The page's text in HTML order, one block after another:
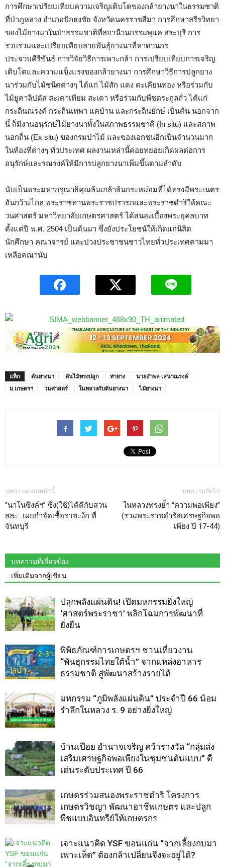
การศึกษาเปรียบเทียบความเจริญเติบโตของกล้ายางนาในธรรมชาติ
ที่ป่าภูหลวง อำเภอปักธงชัย จังหวัดนครราชสีมา การศึกษาสรีรวิทยา
ของไม้ยางนาในป่าธรรมชาติที่สถานีวนกรรมพุแค สระบุรี การ
รวบรวมและเปรียบเทียบสายพันธุ์ยางนาที่หาดวนกร
ประจวบคีรีขันธ์ การวิจัยวิธีการเพาะกล้า การเปรียบเทียบการเจริญ
เติบโตและความแข็งแรงของกล้ายางนา การศึกษาวิธีการปลูกยาง
นาร่วมกับไม้ชนิดต่างๆ ได้แก่ ไม้สัก แดง ตะเคียนทอง หรือร่วมกับ
ไม้ยูคาลิปตัส สะเดาเทียม สะเดา หรือร่วมกับพืชตระกูลถั่ว ได้แก่
กระถินณรงค์ กระถินเทพา แคบ้าน และกระถินยักษ์ เป็นต้น นอกจาก
นี้ ก็มีงานอนุรักษ์ไม้ยางนาทั้งในสภาพธรรมชาติ (In situ) และสภาพ
นอกถิ่น (Ex situ) ของกรมป่าไม้ และของเอกชนอีกเป็นจำนวนมาก
ในท้องที่ต่างๆ ทั่วประเทศ ผลงานเหล่านี้ค่อยทยอยเกิดผลต่อการ
อนุรักษ์และรณรงค์ให้มีการปลูกยางนาเพิ่มขึ้นตามลำดับ
นับเป็นพระมหากรุณาธิคุณล้นเกล้าล้นกระหม่อมที่ได้ทรงมีพระเนตร
อันกว้างไกล พระราชทานพระราชปรารภและพระราชดำริให้คณะ
วนศาสตร์ มหาวิทยาลัยเกษตรศาสตร์ ได้สนองเบื้องพระยุคลบาท
ตั้งแต่ปี พ.ศ. 2504 เป็นต้นมา ซึ่งยังประโยชน์ให้เกิดแก่นิสิต
นักศึกษา คณาจารย์ และปวงประชาชนชาวไทยทั่วประเทศตามมา
เหลือคณานับ
แท็ก ต้นยางนา ต้นไม้ทรงปลูก ท่ายาง
นายอำพล เสนาณรงค์
ม.เกษตรฯ
วนศาสตร์ ในหลวงกับต้นยางนา ไม้ยางนา
บทความก่อนหน้านี้
“นาโนซิงค์ฯ” ซิ่ง(ใช้)ได้ดีกับสวน
สละ…เผยกำจัดเชื้อราชะงัก ที่
จันทบุรี
บทความถัดไป
ในหลวงทรงย้ำ “ความพอเพียง”
(รวมพระราชดำรัสเศรษฐกิจพอ
เพียง ปี 17-44)
บทความที่เกี่ยวข้อง
เพิ่มเติมจากผู้เขียน
ปลุกพลังแผ่นดิน! เปิดมหกรรมยิ่งใหญ่
‘ศาสตร์พระราชา’ พลิกโฉมการพัฒนาที่
ยั่งยืน
พิพิธภัณฑ์การเกษตรฯ ชวนเที่ยวงาน
“พันธุกรรมไทยใต้น้ำ” จากแหล่งอาหาร
ธรรมชาติ สู่พัฒนาสร้างรายได้
มหกรรม “ภูมิพลังแผ่นดิน” ประจำปี 66 น้อม
รำลึกในหลวง ร. 9 อย่างยิ่งใหญ่
บ้านเปือย อำนาจเจริญ คว้ารางวัล “กลุ่มส่ง
เสริมเศรษฐกิจพอเพียงในชุมชนต้นแบบ” ดี
เด่นระดับประเทศ ปี 66
เกษตรร่วมสนองพระราชดำริ โครงการ
เกษตรวิชญา พัฒนาอาชีพเกษตร และปลูก
พืชแบบอินทรีย์ให้เกษตรกร
เจาะแนวคิด YSF ขอนแก่น “จากเลี้ยงกบมา
เพาะเห็ด” ต้องกล้าเปลี่ยนจึงจะอยู่ได้?